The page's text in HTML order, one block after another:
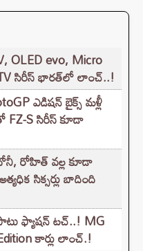
OLED evo, Micro
సిరీస్ భారత్‌లో లాంచ్..!
ఎడిషన్ బైక్స్ మళ్లీ
FZ-S సిరీస్ కూడా
రోహిత్‌ వల్ల కూడా
సిక్సర్లు బాదింది
ఫ్యాషన్ టచ్..! MG
కార్లు లాంచ్.!